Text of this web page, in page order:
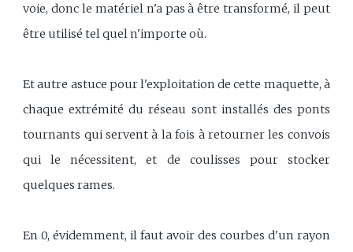
voie, donc le matériel n'a pas à être transformé, il peut
être utilisé tel quel n'importe où.
Et autre astuce pour l'exploitation de cette maquette, à
chaque extrémité du réseau sont installés des ponts
tournants qui servent à la fois à retourner les convois
qui le nécessitent, et de coulisses pour stocker
quelques rames.
En 0, évidemment, il faut avoir des courbes d'un rayon